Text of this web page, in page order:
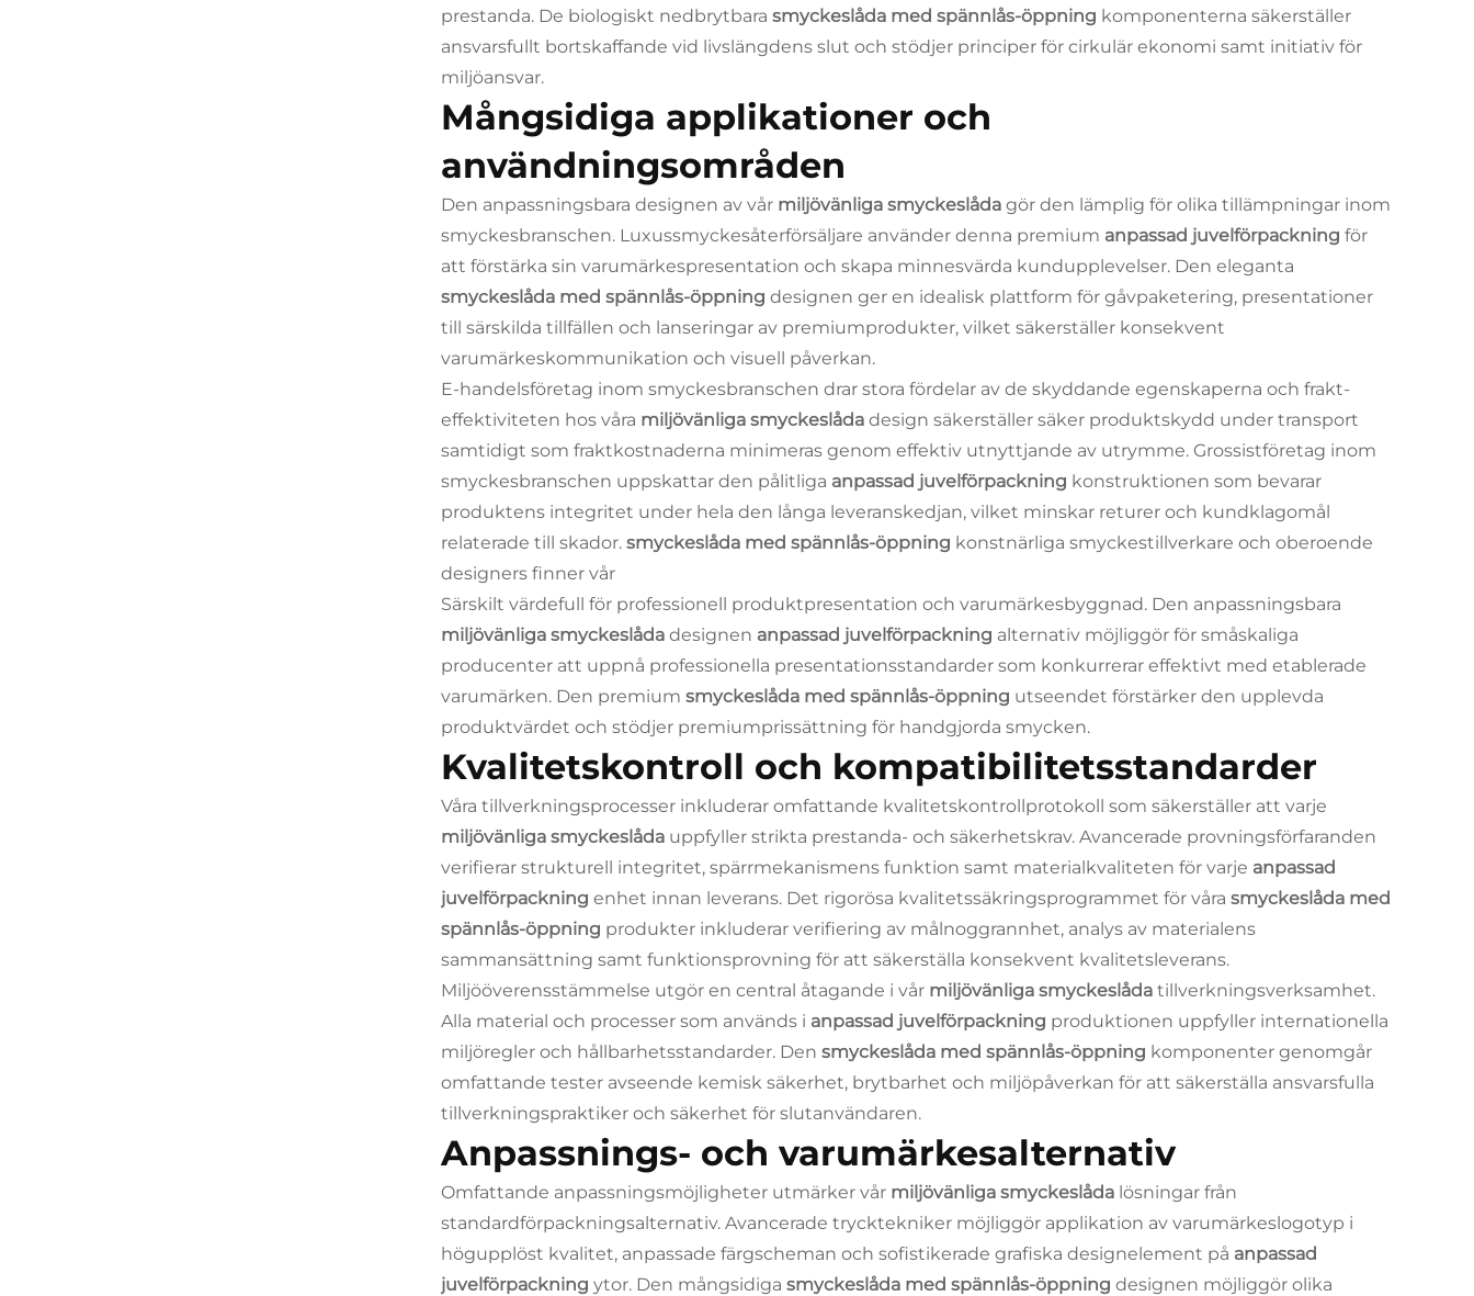
prestanda. De biologiskt nedbrytbara smyckeslåda med spännlås-öppning komponenterna säkerställer
ansvarsfullt bortskaffande vid livslängdens slut och stödjer principer för cirkulär ekonomi samt initiativ för
miljöansvar.
Mångsidiga applikationer och
användningsområden
Den anpassningsbara designen av vår miljövänliga smyckeslåda gör den lämplig för olika tillämpningar inom
smyckesbranschen. Luxussmyckesåterförsäljare använder denna premium anpassad juvelförpackning för
att förstärka sin varumärkespresentation och skapa minnesvärda kundupplevelser. Den eleganta
smyckeslåda med spännlås-öppning designen ger en idealisk plattform för gåvpaketering, presentationer
till särskilda tillfällen och lanseringar av premiumprodukter, vilket säkerställer konsekvent
varumärkeskommunikation och visuell påverkan.
E-handelsföretag inom smyckesbranschen drar stora fördelar av de skyddande egenskaperna och frakt-
effektiviteten hos våra miljövänliga smyckeslåda design säkerställer säker produktskydd under transport
samtidigt som fraktkostnaderna minimeras genom effektiv utnyttjande av utrymme. Grossistföretag inom
smyckesbranschen uppskattar den pålitliga anpassad juvelförpackning konstruktionen som bevarar
produktens integritet under hela den långa leveranskedjan, vilket minskar returer och kundklagomål
relaterade till skador. smyckeslåda med spännlås-öppning konstnärliga smyckestillverkare och oberoende
designers finner vår
Särskilt värdefull för professionell produktpresentation och varumärkesbyggnad. Den anpassningsbara
miljövänliga smyckeslåda designen anpassad juvelförpackning alternativ möjliggör för småskaliga
producenter att uppnå professionella presentationsstandarder som konkurrerar effektivt med etablerade
varumärken. Den premium smyckeslåda med spännlås-öppning utseendet förstärker den upplevda
produktvärdet och stödjer premiumprissättning för handgjorda smycken.
Kvalitetskontroll och kompatibilitetsstandarder
Våra tillverkningsprocesser inkluderar omfattande kvalitetskontrollprotokoll som säkerställer att varje
miljövänliga smyckeslåda uppfyller strikta prestanda- och säkerhetskrav. Avancerade provningsförfaranden
verifierar strukturell integritet, spärrmekanismens funktion samt materialkvaliteten för varje anpassad
juvelförpackning enhet innan leverans. Det rigorösa kvalitetssäkringsprogrammet för våra smyckeslåda med
spännlås-öppning produkter inkluderar verifiering av målnoggrannhet, analys av materialens
sammansättning samt funktionsprovning för att säkerställa konsekvent kvalitetsleverans.
Miljööverensstämmelse utgör en central åtagande i vår miljövänliga smyckeslåda tillverkningsverksamhet.
Alla material och processer som används i anpassad juvelförpackning produktionen uppfyller internationella
miljöregler och hållbarhetsstandarder. Den smyckeslåda med spännlås-öppning komponenter genomgår
omfattande tester avseende kemisk säkerhet, brytbarhet och miljöpåverkan för att säkerställa ansvarsfulla
tillverkningspraktiker och säkerhet för slutanvändaren.
Anpassnings- och varumärkesalternativ
Omfattande anpassningsmöjligheter utmärker vår miljövänliga smyckeslåda lösningar från
standardförpackningsalternativ. Avancerade trycktekniker möjliggör applikation av varumärkeslogotyp i
högupplöst kvalitet, anpassade färgscheman och sofistikerade grafiska designelement på anpassad
juvelförpackning ytor. Den mångsidiga smyckeslåda med spännlås-öppning designen möjliggör olika